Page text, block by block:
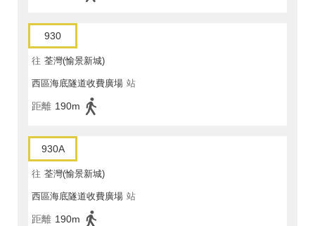
930
往 荃灣(愉景新城)
西區海底隧道收費廣場 站
距離 190m
930A
往 荃灣(愉景新城)
西區海底隧道收費廣場 站
距離 190m